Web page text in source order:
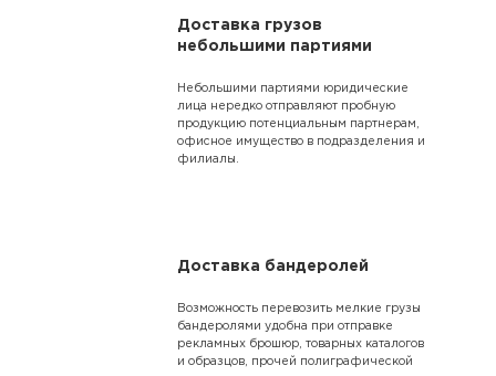
Доставка грузов
небольшими партиями
Небольшими партиями юридические
лица нередко отправляют пробную
продукцию потенциальным партнерам,
офисное имущество в подразделения и
филиалы.
Доставка бандеролей
Возможность перевозить мелкие грузы
бандеролями удобна при отправке
рекламных брошюр, товарных каталогов
и образцов, прочей полиграфической